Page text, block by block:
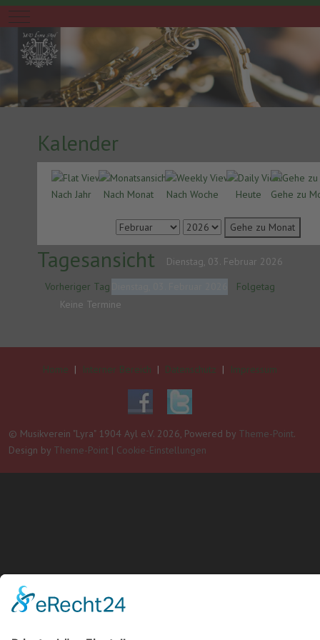
Mobile Menu Toggle
Kalender
Nach Jahr Nach Monat Nach Woche Heute Gehe zu
Gehe zu Monat
Tagesansicht
Dienstag, 03. Februar 2026
Vorheriger Tag
Folgetag
Keine Termine
Home | Interner Bereich | Datenschutz | Impressum
© Musikverein "Lyra" 1904 Ayl e.V. 2026, Powered by Theme-Point.
Design by Theme-Point | Cookie-Einstellungen